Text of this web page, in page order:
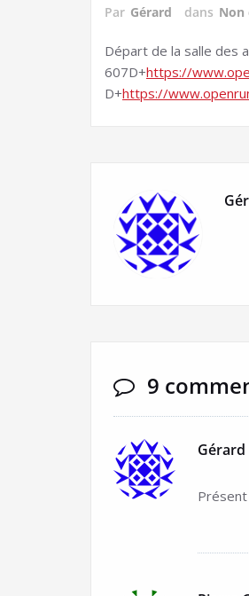
Par Gérard dans Non
Départ de la salle des
607D+https://
D+https://
9
Gérard